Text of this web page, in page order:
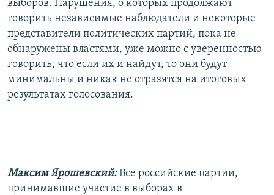
выборов. Нарушения, о которых продолжают
говорить независимые наблюдатели и некоторые
представители политических партий, пока не
обнаружены властями, уже можно с уверенностью
говорить, что если их и найдут, то они будут
минимальны и никак не отразятся на итоговых
результатах голосования.
Максим Ярошевский: Все российские партии,
принимавшие участие в выборах в